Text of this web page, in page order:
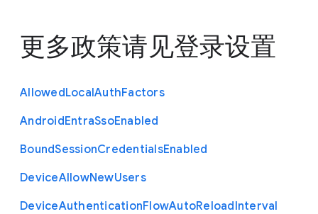
更多政策请见登录设置
AllowedLocalAuthFactors
AndroidEntraSsoEnabled
BoundSessionCredentialsEnabled
DeviceAllowNewUsers
DeviceAuthenticationFlowAutoReloadInterval